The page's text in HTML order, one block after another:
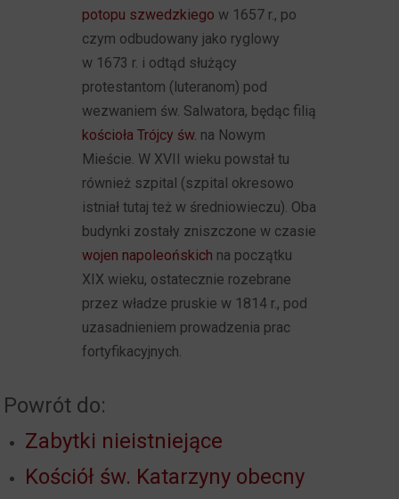
potopu szwedzkiego w 1657 r., po
czym odbudowany jako ryglowy
w 1673 r. i odtąd służący
protestantom (luteranom) pod
wezwaniem św. Salwatora, będąc filią
kościoła Trójcy św. na Nowym
Mieście. W XVII wieku powstał tu
również szpital (szpital okresowo
istniał tutaj też w średniowieczu). Oba
budynki zostały zniszczone w czasie
wojen napoleońskich na początku
XIX wieku, ostatecznie rozebrane
przez władze pruskie w 1814 r., pod
uzasadnieniem prowadzenia prac
fortyfikacyjnych.
Powrót do:
Zabytki nieistniejące
Kościół św. Katarzyny obecny